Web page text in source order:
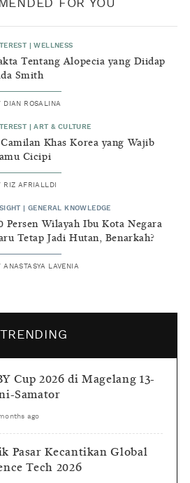
FOR YOU
|WELLNESS
Tentang Alopecia yang Diidap
Smith
DIAN ROSALINA
|ART & CULTURE
Khas Korea yang Wajib
Cicipi
RIZ AFRIALLDI
|GENERAL KNOWLEDGE
Persen Wilayah Ibu Kota Negara
Tetap Jadi Hutan, Benarkah?
ANASTASYA LAVENIA
TRENDING
Cup 2026 di Magelang 13-
Samator
ago
Pasar Kecantikan Global
Tech 2026